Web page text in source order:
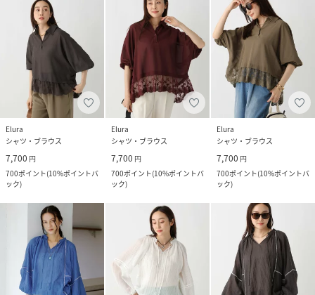
Elura
シャツ・ブラウス
7,700 円
700ポイント(10%ポイントバ
ック)
Elura
シャツ・ブラウス
7,700 円
700ポイント(10%ポイントバ
ック)
Elura
シャツ・ブラウス
7,700 円
700ポイント(10%ポイントバ
ック)